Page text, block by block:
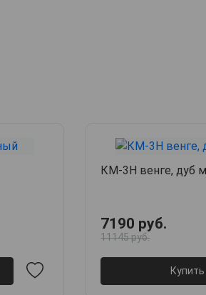
КМ-3Н венге, дуб
7190 руб.
11145 руб.
Купить